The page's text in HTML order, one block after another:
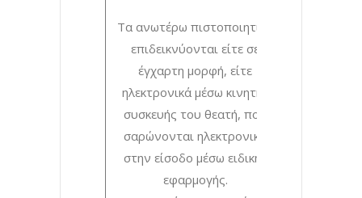
Τα ανωτέρω πιστοποιητικά
επιδεικνύονται είτε σε
έγχαρτη μορφή, είτε
ηλεκτρονικά μέσω κινητής
συσκευής του θεατή, που
σαρώνονται ηλεκτρονικά
στην είσοδο μέσω ειδικής
εφαρμογής.